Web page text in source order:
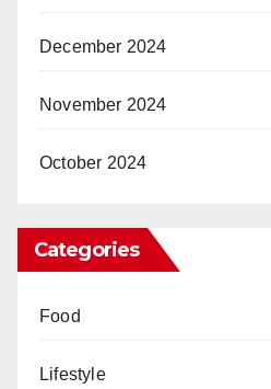
December 2024
November 2024
October 2024
Categories
Food
Lifestyle